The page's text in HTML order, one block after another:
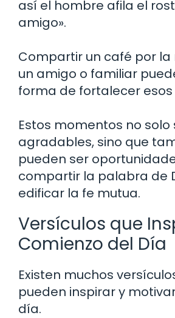
así el hombre afila el
amigo».
Compartir un café por
un amigo o familiar
forma de fortalecer esos
Estos momentos no solo
agradables, sino que
pueden ser
compartir la palabra de
edificar la fe mutua.
Versículos que
Comienzo del Día
Existen muchos
pueden inspirar y
día.